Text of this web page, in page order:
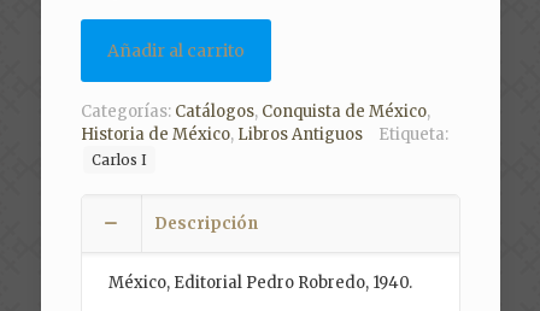
Añadir al carrito
Categorías: Catálogos, Conquista de México,
Historia de México, Libros Antiguos Etiqueta:
Carlos I
Descripción
México, Editorial Pedro Robredo, 1940.